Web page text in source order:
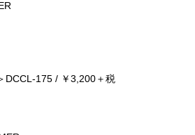
DCCL-175 / ￥3,200＋税